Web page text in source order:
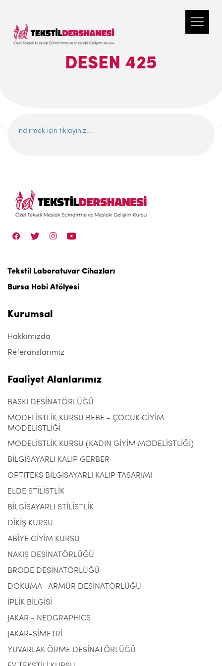
DESEN 425
indirmek için tıklayınız...
Tekstil Laboratuvar Cihazları
Bursa Hobi Atölyesi
Kurumsal
Hakkımızda
Referanslarımız
Faaliyet Alanlarımız
BASKI DESİNATÖRLÜĞÜ
MODELİSTLİK KURSU BEBE - ÇOCUK GİYİM
MODELİSTLİĞİ
MODELİSTLİK KURSU (KADIN GİYİM MODELİSTLİĞİ)
BİLGİSAYARLI KALIP GERBER
OPTITEKS BİLGİSAYARLI KALIP TASARIMI
ELDE STİLİSTLİK
BİLGİSAYARLI STİLİSTLİK
DİKİŞ KURSU
ABİYE GİYİM KURSU
NAKIŞ DESİNATÖRLÜĞÜ
BRODE DESİNATÖRLÜĞÜ
DOKUMA- ARMÜR DESİNATÖRLÜĞÜ
İPLİK BİLGİSİ
JAKAR - NEDGRAPHICS
JAKAR-SİMETRİ
YUVARLAK ÖRME DESİNATÖRLÜĞÜ